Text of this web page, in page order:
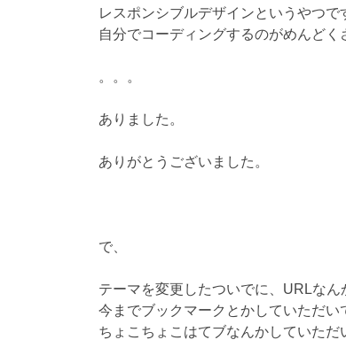
レスポンシブルデザインというやつで
自分でコーディングするのがめんどく
。。。
ありました。
ありがとうございました。
で、
テーマを変更したついでに、URLなん
今までブックマークとかしていただい
ちょこちょこはてブなんかしていただ